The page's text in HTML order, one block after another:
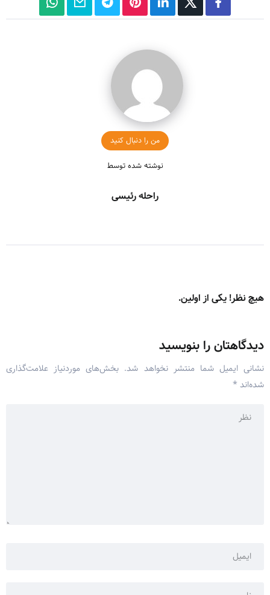
من را دنبال کنید
نوشته شده توسط
راحله رئیسی
هیچ نظر! یکی از اولین.
دیدگاهتان را بنویسید
نشانی ایمیل شما منتشر نخواهد شد. بخش‌های موردنیاز علامت‌گذاری
شده‌اند *